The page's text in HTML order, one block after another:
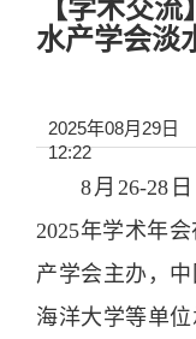
【学术交
水产学会淡
2025年08月29日
12:22
8月26-28
2025年学术年
产学会主办，
海洋大学等单